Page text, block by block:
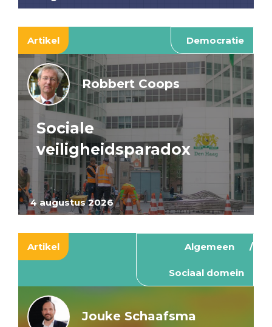
Artikel Democratie
4 augustus 2026
Robbert Coops
Sociale
veiligheidsparadox
Artikel Algemeen
Sociaal domein
Jouke Schaafsma